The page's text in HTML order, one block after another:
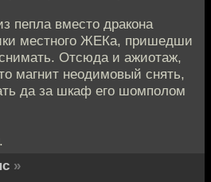
пепла вместо дракона
местного ЖЕКа, пришедши
снимать. Отсюда и ажиотаж,
магнит неодимовый снять,
да за шкаф его шомполом
»